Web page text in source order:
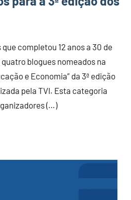
completou 12 anos a 30 de
blogues nomeados na
e Economia” da 3ª edição
pela TVI. Esta categoria
(…)